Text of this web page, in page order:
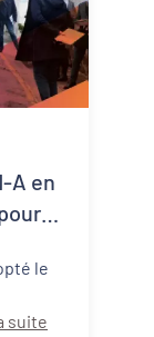
A en
à
le
suite